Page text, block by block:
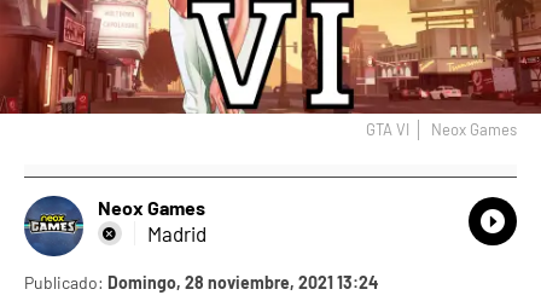
GTA VI Neox Games
Neox Games
Madrid
Publicado: Domingo, 28 noviembre, 2021 13:24